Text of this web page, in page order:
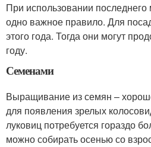
При использовании последнего
одно важное правило. Для
этого года. Тогда они могут
году.
Семенами
Выращивание из семян –
для появления зрелых
луковиц потребуется гораздо
можно собирать осенью со